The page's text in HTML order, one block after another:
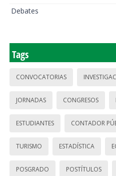
Debates
Tags
CONVOCATORIAS
JORNADAS CONGRESOS
ESTUDIANTES CONTADOR
TURISMO ESTADÍSTICA
POSGRADO POSTÍTULOS